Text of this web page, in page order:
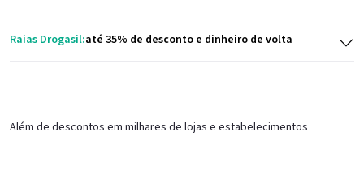
Raias Drogasil:até 35% de desconto e dinheiro de volta
Além de descontos em milhares de lojas e estabelecimentos